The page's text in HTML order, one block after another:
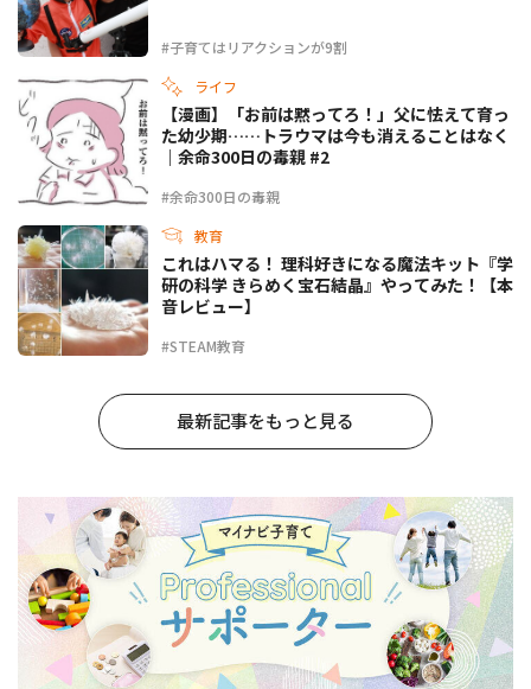
#子育てはリアクションが9割
ライフ
#余命300日の毒親
【漫画】「お前は黙ってろ！」父に怯えて育っ
た幼少期……トラウマは今も消えることはなく
｜余命300日の毒親 #2
教育
#STEAM教育
これはハマる！ 理科好きになる魔法キット『学
研の科学 きらめく宝石結晶』やってみた！【本
音レビュー】
最新記事をもっと見る